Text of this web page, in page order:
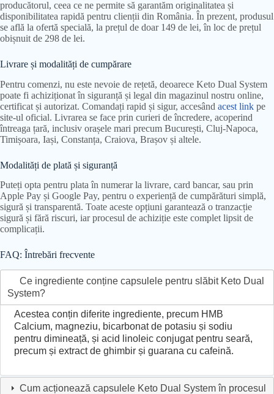
producătorul, ceea ce ne permite să garantăm originalitatea și
disponibilitatea rapidă pentru clienții din România. În prezent, produsul
se află la ofertă specială, la prețul de doar 149 de lei, în loc de prețul
obișnuit de 298 de lei.
Livrare și modalități de cumpărare
Pentru comenzi, nu este nevoie de rețetă, deoarece Keto Dual System
poate fi achiziționat în siguranță și legal din magazinul nostru online,
certificat și autorizat. Comandați rapid și sigur, accesând acest link pe
site-ul oficial. Livrarea se face prin curieri de încredere, acoperind
întreaga țară, inclusiv orașele mari precum București, Cluj-Napoca,
Timișoara, Iași, Constanța, Craiova, Brașov și altele.
Modalități de plată și siguranță
Puteți opta pentru plata în numerar la livrare, card bancar, sau prin
Apple Pay și Google Pay, pentru o experiență de cumpărături simplă,
sigură și transparentă. Toate aceste opțiuni garantează o tranzacție
sigură și fără riscuri, iar procesul de achiziție este complet lipsit de
complicații.
FAQ: Întrebări frecvente
Ce ingrediente conține capsulele pentru slăbit Keto Dual
System?
Acestea conțin diferite ingrediente, precum HMB
Calcium, magneziu, bicarbonat de potasiu și sodiu
pentru dimineață, și acid linoleic conjugat pentru seară,
precum și extract de ghimbir și guarana cu cafeină.
Cum acționează capsulele Keto Dual System în procesul